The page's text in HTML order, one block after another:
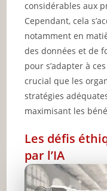
considérables aux
Cependant, cela
notamment en
des données et de
pour s’adapter à
crucial que les
stratégies
maximisant les
Les défis
par l’IA